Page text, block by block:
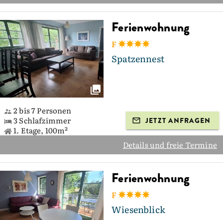
Ferienwohnung
F
Spatzennest
2 bis 7 Personen
3 Schlafzimmer
1. Etage, 100m²
JETZT ANFRAGEN
Details und freie Termine
Ferienwohnung
F
Wiesenblick